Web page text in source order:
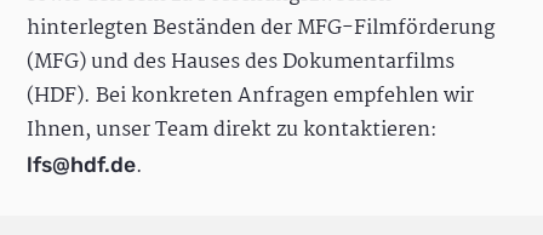
hinterlegten Beständen der MFG-Filmförderung
(MFG) und des Hauses des Dokumentarfilms
(HDF). Bei konkreten Anfragen empfehlen wir
Ihnen, unser Team direkt zu kontaktieren:
lfs@hdf.de.